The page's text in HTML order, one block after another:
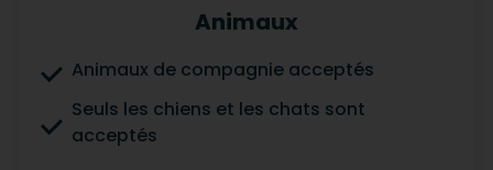
Animaux
Animaux de compagnie acceptés
Seuls les chiens et les chats sont
acceptés